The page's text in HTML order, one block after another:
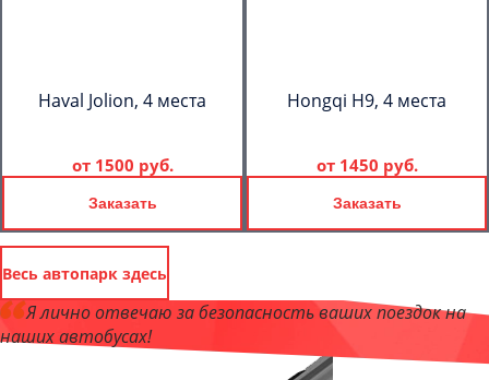
Haval Jolion, 4 места
от 1500 руб.
Заказать
Hongqi H9, 4 места
от 1450 руб.
Заказать
Весь автопарк здесь
Я лично отвечаю за безопасность ваших поездок на
наших автобусах!